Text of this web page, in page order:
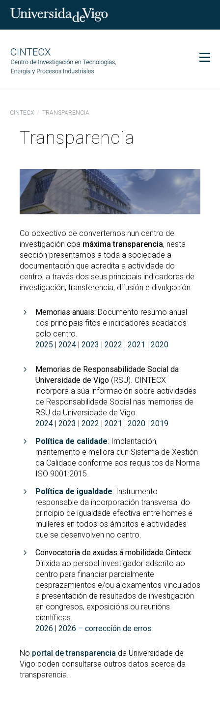
Investigación
Transferencia
Ciencia e sociedade
Comunicación
Igualdade
ES EN Search
Buscar
por:
BUSCAR
TwitterInstagramYoutubeLinkedin
CINTECX TRANSPARENCIA
Transparencia
Co obxectivo de converternos nun centro de
investigación coa máxima transparencia, nesta
sección presentamos a toda a sociedade a
documentación que acredita a actividade do
centro, a través dos seus principais indicadores de
investigación, transferencia, difusión e divulgación.
Memorias anuais: Documento resumo anual
dos principais fitos e indicadores acadados
polo centro.
2025 | 2024 | 2023 | 2022 | 2021 | 2020
Memorias de Responsabilidade Social da
Universidade de Vigo (RSU). CINTECX
incorpora a súa información sobre actividades
de Responsabilidade Social nas memorias de
RSU da Universidade de Vigo
2024 | 2023 | 2022 | 2021 | 2020 | 2019
Política de calidade: Implantación,
mantemento e mellora dun Sistema de Xestión
da Calidade conforme aos requisitos da Norma
ISO 9001:2015.
Política de igualdade: Instrumento
responsable da incorporación transversal do
principio de igualdade efectiva entre homes e
mulleres en todos os ámbitos e actividades
que se desenvolven no centro.
Convocatoria de axudas á mobilidade Cintecx:
Dirixida ao persoal investigador adscrito ao
centro para financiar parcialmente
desprazamientos e/ou aloxamentos vinculados
á presentación de resultados de investigación
en congresos, exposicións ou reunións
científicas.
2026 | 2026 – corrección de erros
No portal de transparencia da Universidade de
Vigo poden consultarse outros datos acerca da
transparencia.